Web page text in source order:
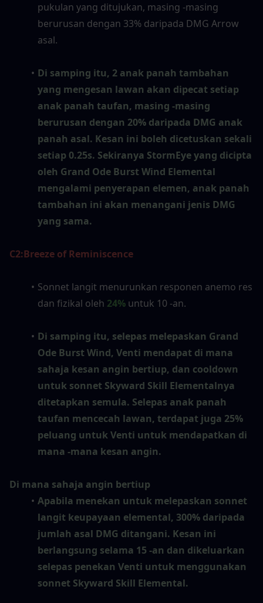
pukulan yang ditujukan, masing -masing
berurusan dengan 33% daripada DMG Arrow
asal.
Di samping itu, 2 anak panah tambahan
yang mengesan lawan akan dipecat setiap
anak panah taufan, masing -masing
berurusan dengan 20% daripada DMG anak
panah asal. Kesan ini boleh dicetuskan sekali
setiap 0.25s. Sekiranya StormEye yang dicipta
oleh Grand Ode Burst Wind Elemental
mengalami penyerapan elemen, anak panah
tambahan ini akan menangani jenis DMG
yang sama.
C2:Breeze of Reminiscence
Sonnet langit menurunkan responen anemo res
dan fizikal oleh 24% untuk 10 -an.
Di samping itu, selepas melepaskan Grand
Ode Burst Wind, Venti mendapat di mana
sahaja kesan angin bertiup, dan cooldown
untuk sonnet Skyward Skill Elementalnya
ditetapkan semula. Selepas anak panah
taufan mencecah lawan, terdapat juga 25%
peluang untuk Venti untuk mendapatkan di
mana -mana kesan angin.
Di mana sahaja angin bertiup
Apabila menekan untuk melepaskan sonnet
langit keupayaan elemental, 300% daripada
jumlah asal DMG ditangani. Kesan ini
berlangsung selama 15 -an dan dikeluarkan
selepas penekan Venti untuk menggunakan
sonnet Skyward Skill Elemental.